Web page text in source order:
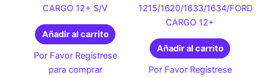
CARGO 12+ S/V
Añadir al carrito
Por Favor Regístrese
para comprar
1215/1620/1633/1634/FORD
CARGO 12+
Añadir al carrito
Por Favor Regístrese